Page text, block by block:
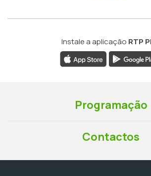
Instale a aplicação RTP
Programação
Contactos